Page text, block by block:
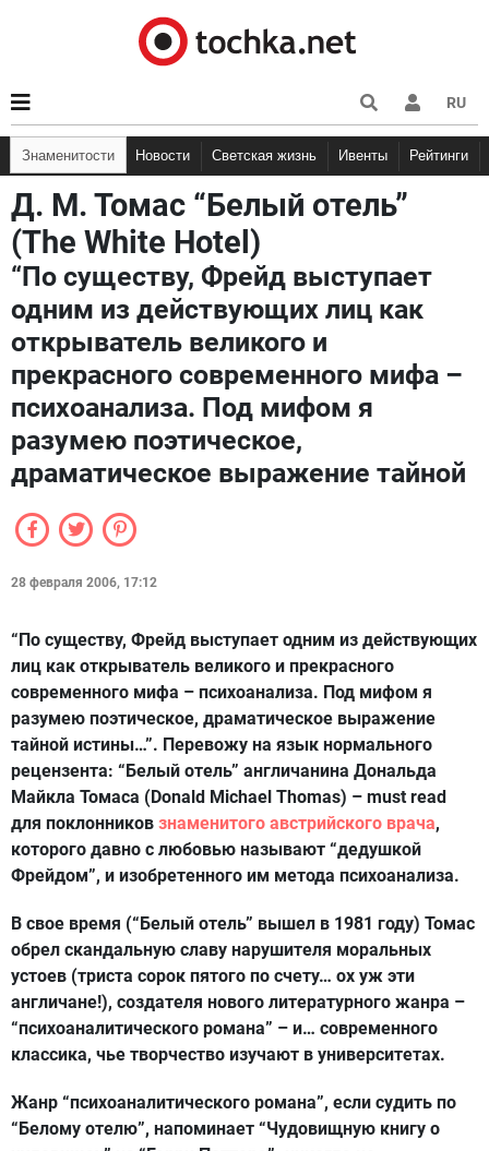
RU
Знаменитости Новости Светская жизнь Ивенты Рейтинги
Д. М. Томас “Белый отель”
(The White Hotel)
“По существу, Фрейд выступает
одним из действующих лиц как
открыватель великого и
прекрасного современного мифа –
психоанализа. Под мифом я
разумею поэтическое,
драматическое выражение тайной
28 февраля 2006, 17:12
“По существу, Фрейд выступает одним из действующих
лиц как открыватель великого и прекрасного
современного мифа – психоанализа. Под мифом я
разумею поэтическое, драматическое выражение
тайной истины…”. Перевожу на язык нормального
рецензента: “Белый отель” англичанина Дональда
Майкла Томаса (Donald Michael Thomas) – must read
для поклонников знаменитого австрийского врача,
которого давно с любовью называют “дедушкой
Фрейдом”, и изобретенного им метода психоанализа.
В свое время (“Белый отель” вышел в 1981 году) Томас
обрел скандальную славу нарушителя моральных
устоев (триста сорок пятого по счету… ох уж эти
англичане!), создателя нового литературного жанра –
“психоаналитического романа” – и… современного
классика, чье творчество изучают в университетах.
Жанр “психоаналитического романа”, если судить по
“Белому отелю”, напоминает “Чудовищную книгу о